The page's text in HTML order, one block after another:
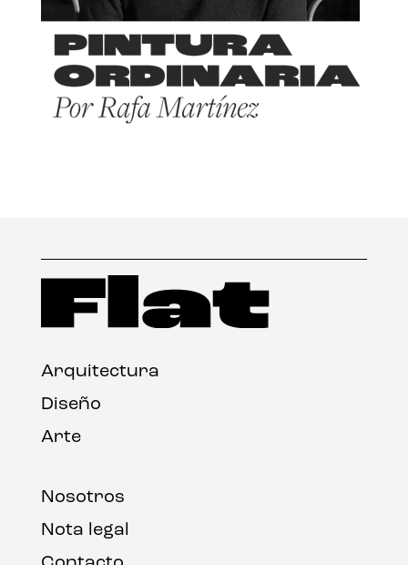
Arquitectura
Diseño
Arte
Nosotros
Nota legal